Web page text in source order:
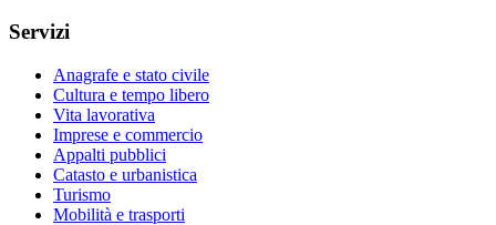
Servizi
Anagrafe e stato civile
Cultura e tempo libero
Vita lavorativa
Imprese e commercio
Appalti pubblici
Catasto e urbanistica
Turismo
Mobilità e trasporti